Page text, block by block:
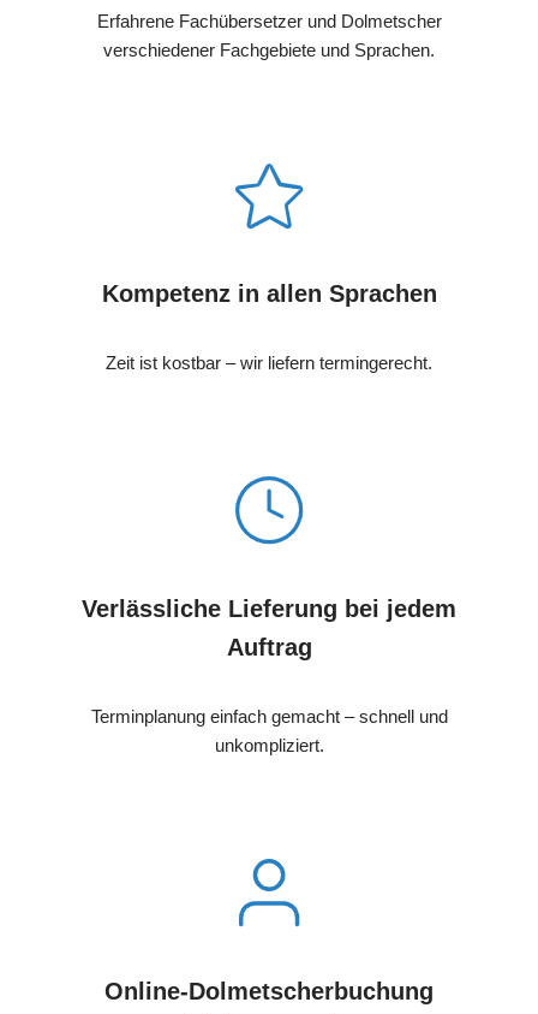
Erfahrene Fachübersetzer und Dolmetscher
verschiedener Fachgebiete und Sprachen.
Kompetenz in allen Sprachen
Zeit ist kostbar – wir liefern termingerecht.
Verlässliche Lieferung bei jedem
Auftrag
Terminplanung einfach gemacht – schnell und
unkompliziert.
Online-Dolmetscherbuchung